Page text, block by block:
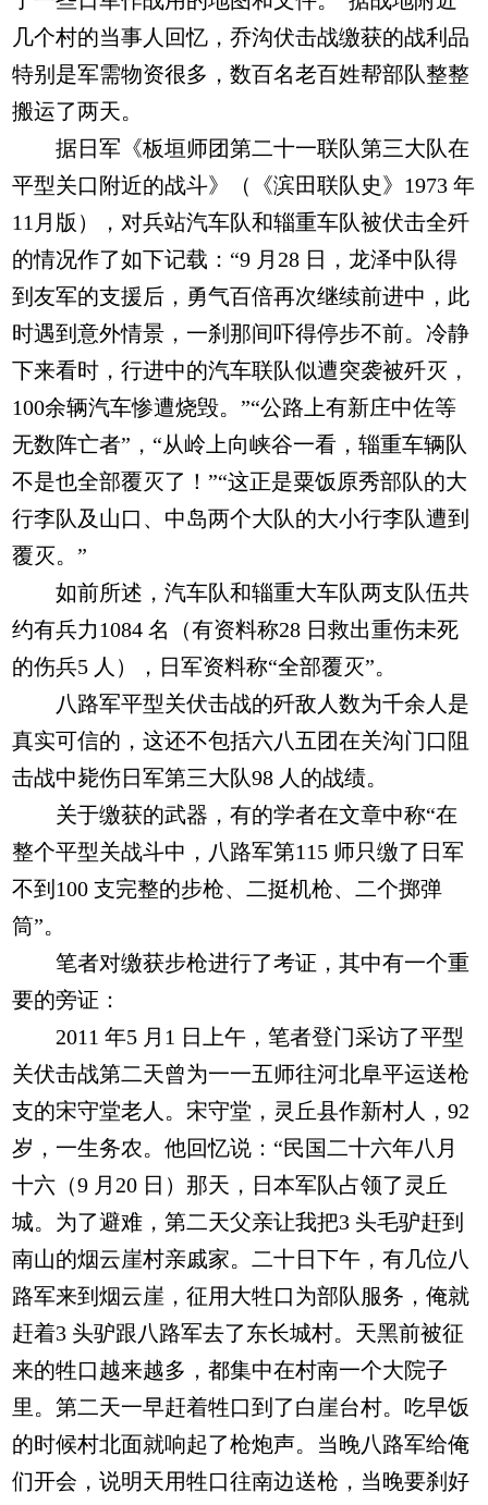
几个村的当事人回忆，乔沟伏击战缴获的战利品
特别是军需物资很多，数百名老百姓帮部队整整
搬运了两天。
据日军《板垣师团第二十一联队第三大队在
平型关口附近的战斗》（《滨田联队史》1973 年
11月版），对兵站汽车队和辎重车队被伏击全歼
的情况作了如下记载：“9 月28 日，龙泽中队得
到友军的支援后，勇气百倍再次继续前进中，此
时遇到意外情景，一刹那间吓得停步不前。冷静
下来看时，行进中的汽车联队似遭突袭被歼灭，
100余辆汽车惨遭烧毁。”“公路上有新庄中佐等
无数阵亡者”，“从岭上向峡谷一看，辎重车辆队
不是也全部覆灭了！”“这正是粟饭原秀部队的大
行李队及山口、中岛两个大队的大小行李队遭到
覆灭。”
如前所述，汽车队和辎重大车队两支队伍共
约有兵力1084 名（有资料称28 日救出重伤未死
的伤兵5 人），日军资料称“全部覆灭”。
八路军平型关伏击战的歼敌人数为千余人是
真实可信的，这还不包括六八五团在关沟门口阻
击战中毙伤日军第三大队98 人的战绩。
关于缴获的武器，有的学者在文章中称“在
整个平型关战斗中，八路军第115 师只缴了日军
不到100 支完整的步枪、二挺机枪、二个掷弹
筒”。
笔者对缴获步枪进行了考证，其中有一个重
要的旁证：
2011 年5 月1 日上午，笔者登门采访了平型
关伏击战第二天曾为一一五师往河北阜平运送枪
支的宋守堂老人。宋守堂，灵丘县作新村人，92
岁，一生务农。他回忆说：“民国二十六年八月
十六（9 月20 日）那天，日本军队占领了灵丘
城。为了避难，第二天父亲让我把3 头毛驴赶到
南山的烟云崖村亲戚家。二十日下午，有几位八
路军来到烟云崖，征用大牲口为部队服务，俺就
赶着3 头驴跟八路军去了东长城村。天黑前被征
来的牲口越来越多，都集中在村南一个大院子
里。第二天一早赶着牲口到了白崖台村。吃早饭
的时候村北面就响起了枪炮声。当晚八路军给俺
们开会，说明天用牲口往南边送枪，当晚要刹好